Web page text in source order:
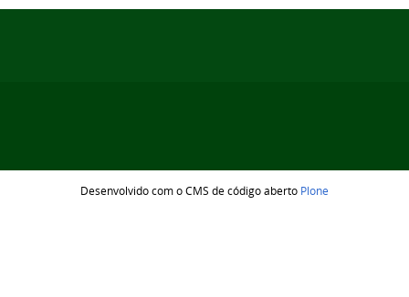
Desenvolvido com o CMS de código aberto Plone